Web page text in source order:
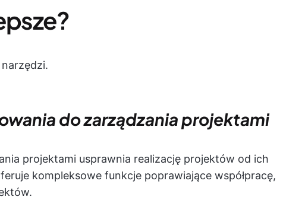
do zarządzania projektami
projektami usprawnia realizację projektów od ich
kompleksowe funkcje poprawiające współpracę,